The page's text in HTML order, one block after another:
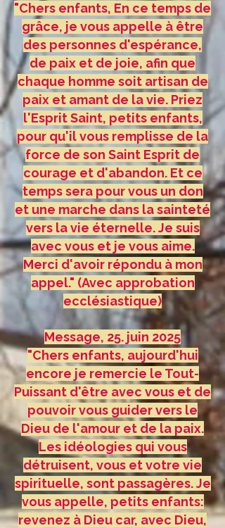
"Chers enfants, En ce temps de
grâce, je vous appelle à être
des personnes d'espérance,
de paix et de joie, afin que
chaque homme soit artisan de
paix et amant de la vie. Priez
l'Esprit Saint, petits enfants,
pour qu'il vous remplisse de la
force de son Saint Esprit de
courage et d'abandon. Et ce
temps sera pour vous un don
et une marche dans la sainteté
vers la vie éternelle. Je suis
avec vous et je vous aime.
Merci d'avoir répondu à mon
appel." (Avec approbation
ecclésiastique)
Message, 25. juin 2025
"Chers enfants, aujourd'hui
encore je remercie le Tout-
Puissant d'être avec vous et de
pouvoir vous guider vers le
Dieu de l'amour et de la paix.
Les idéologies qui vous
détruisent, vous et votre vie
spirituelle, sont passagères. Je
vous appelle, petits enfants:
revenez à Dieu car, avec Dieu,